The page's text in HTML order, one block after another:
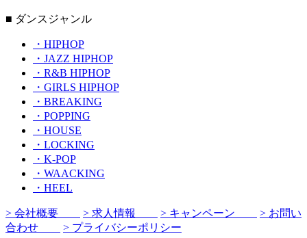
■ ダンスジャンル
・HIPHOP
・JAZZ HIPHOP
・R&B HIPHOP
・GIRLS HIPHOP
・BREAKING
・POPPING
・HOUSE
・LOCKING
・K-POP
・WAACKING
・HEEL
> 会社概要 > 求人情報 > キャンペーン
> お問い
合わせ
> プライバシーポリシー